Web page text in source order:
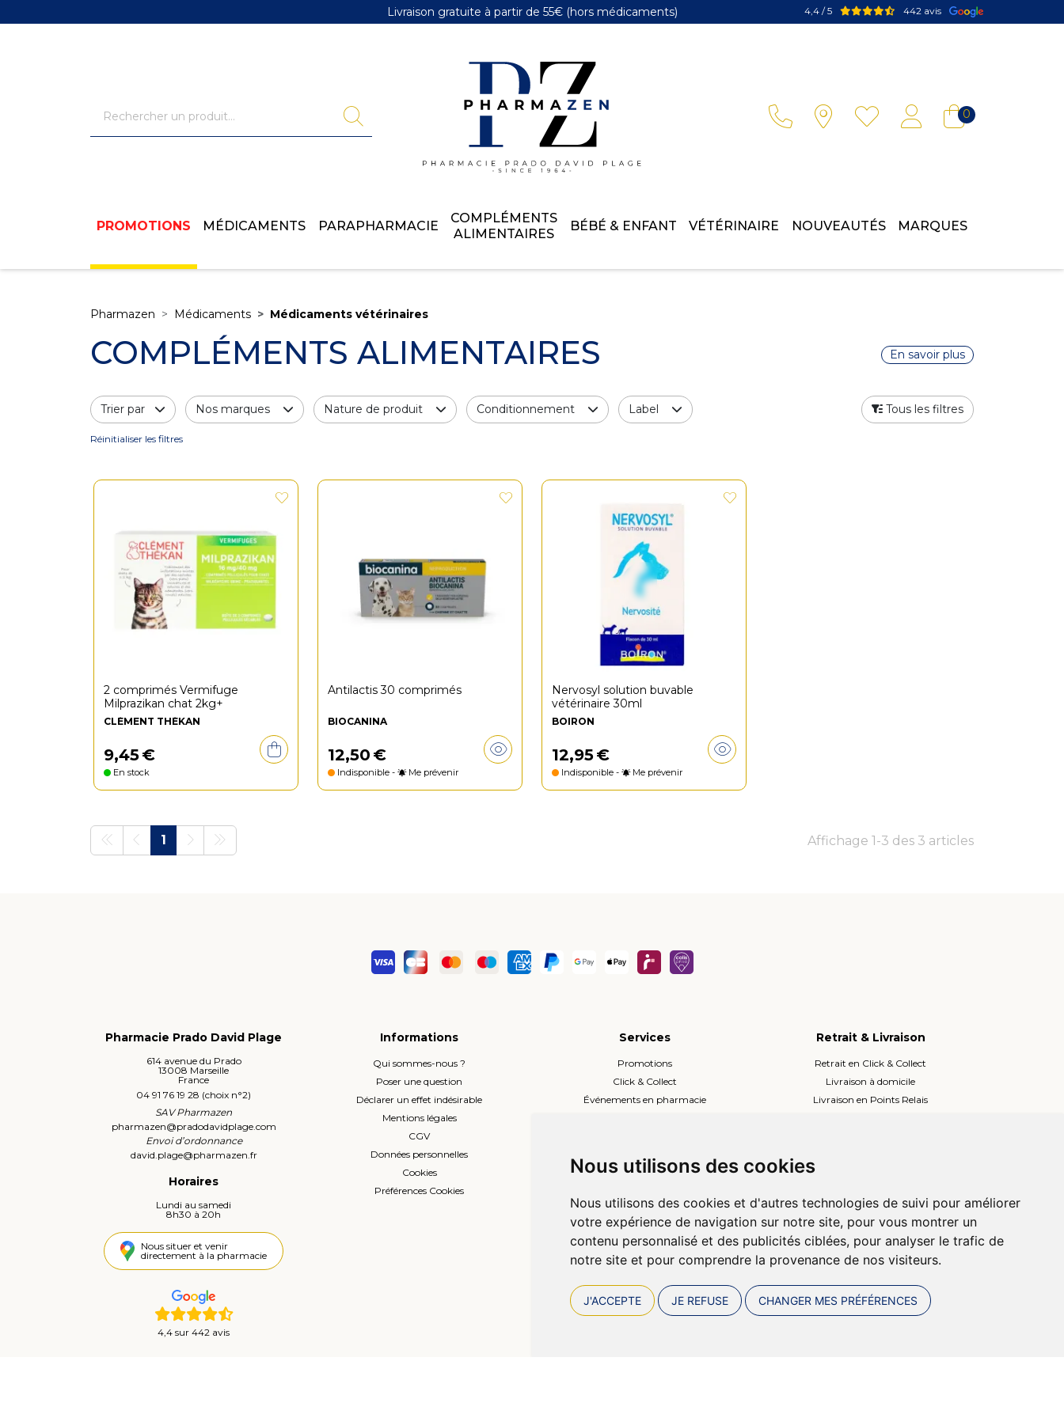
Nous utilisons des cookies
Nous utilisons des cookies et d'autres technologies de suivi pour améliorer
votre expérience de navigation sur notre site, pour vous montrer un
contenu personnalisé et des publicités ciblées, pour analyser le trafic de
notre site et pour comprendre la provenance de nos visiteurs.
J'ACCEPTE JE REFUSE CHANGER MES PRÉFÉRENCES
Livraison gratuite à partir de 55€(hors médicaments) 4,4 / 5 442 avis
0
PROMOTIONS MÉDICAMENTS PARAPHARMACIE
COMPLÉMENTS
ALIMENTAIRES
BÉBÉ & ENFANT VÉTÉRINAIRE NOUVEAUTÉS MARQUES
Pharmazen Médicaments Médicaments vétérinaires
COMPLÉMENTS ALIMENTAIRES En savoir plus
Trier par Nos marques Nature de produit Conditionnement Label
Indication / Contre-indication
Tous les filtres
Réinitialiser les filtres
2 comprimés Vermifuge
Milprazikan chat 2kg+
CLÉMENT THÉKAN
9,45€
En stock
Antilactis 30 comprimés
BIOCANINA
12,50 €
Indisponible - Me prévenir
Nervosyl solution buvable
vétérinaire 30ml
BOIRON
12,95€
Indisponible - Me prévenir
Affichage 1-3 des 3 articles
1
Pharmacie Prado David Plage
614 avenue du Prado
13008 Marseille
France
04 91 76 19 28 (choix n°2)
SAV Pharmazen
pharmazen@pradodavidplage.com
Envoi d’ordonnance
david.plage@pharmazen.fr
Horaires
Lundi au samedi
8h30 à 20h
Nous situer et venir
directement à la pharmacie
4,4 sur 442 avis
Informations
Qui sommes-nous ?
Poser une question
Déclarer un effet indésirable
Mentions légales
CGV
Données personnelles
Cookies
Préférences Cookies
Services
Promotions
Click & Collect
Événements en pharmacie
Compte professionnel
Retrait & Livraison
Retrait en Click & Collect
Livraison à domicile
Livraison en Points Relais